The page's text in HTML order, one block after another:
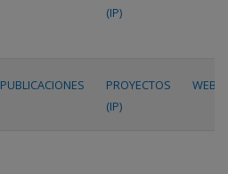
(IP)
PUBLICACIONES
PROYECTOS
(IP)
WEB